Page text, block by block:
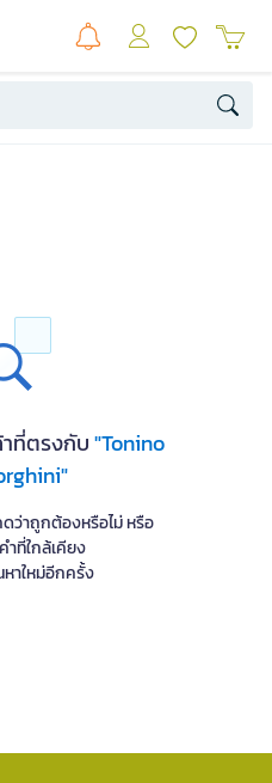
ที่ตรงกับ"Tonino
ว่าถูกต้องหรือไม่ หรือ
ำที่ใกล้เคียง
าใหม่อีกครั้ง